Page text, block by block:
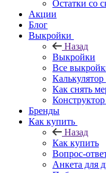
Остатки со
Акции
Блог
Выкройки
Назад
Выкройки
Все
Калькулятор
Как снять
Бренды
Как купить
Назад
Как купить
Вопрос-
Анкета для